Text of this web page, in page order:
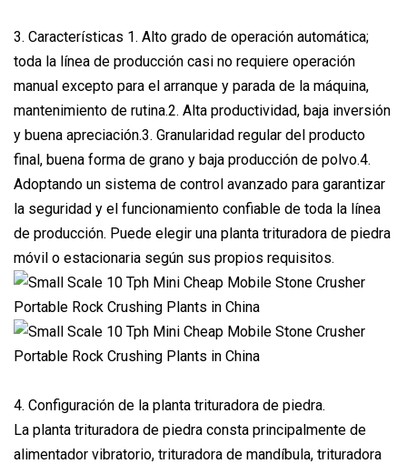
3. Características 1. Alto grado de operación automática;
toda la línea de producción casi no requiere operación
manual excepto para el arranque y parada de la máquina,
mantenimiento de rutina.2. Alta productividad, baja inversión
y buena apreciación.3. Granularidad regular del producto
final, buena forma de grano y baja producción de polvo.4.
Adoptando un sistema de control avanzado para garantizar
la seguridad y el funcionamiento confiable de toda la línea
de producción. Puede elegir una planta trituradora de piedra
móvil o estacionaria según sus propios requisitos.
4. Configuración de la planta trituradora de piedra.
La planta trituradora de piedra consta principalmente de
alimentador vibratorio, trituradora de mandíbula, trituradora